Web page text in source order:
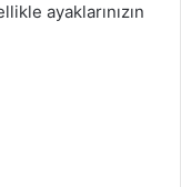
ayaklarınızın